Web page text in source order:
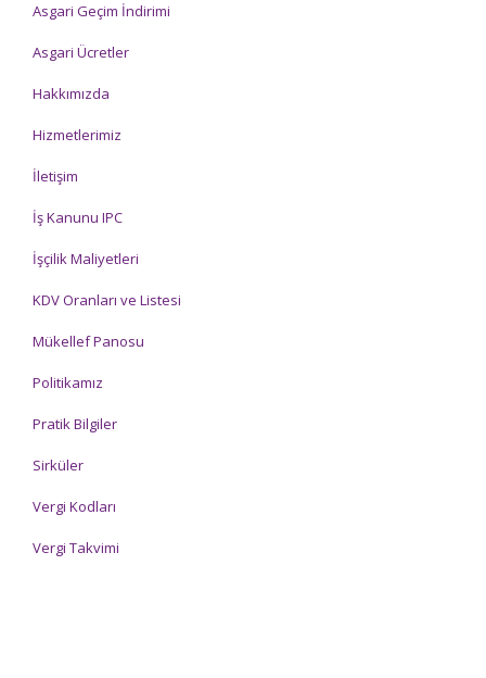
Asgari Geçim İndirimi
Asgari Ücretler
Hakkımızda
Hizmetlerimiz
İletişim
İş Kanunu IPC
İşçilik Maliyetleri
KDV Oranları ve Listesi
Mükellef Panosu
Politikamız
Pratik Bilgiler
Sirküler
Vergi Kodları
Vergi Takvimi